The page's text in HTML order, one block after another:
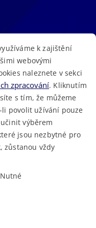
Macron Software
přístupnosti
k zajištění
webovými
naleznete v sekci
zpracování. Kliknutím
s tím, že můžeme
li povolit užívání pouze
výběrem
jsou nezbytné pro
zůstanou vždy
Nutné
COOKIES